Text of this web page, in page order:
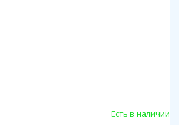
Есть в наличии